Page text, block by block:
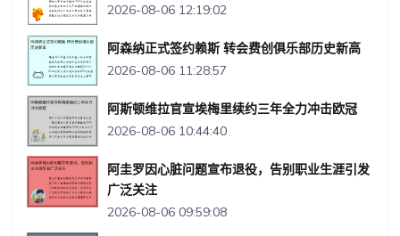
2026-08-06 12:19:02
阿森纳正式签约赖斯 转会费创俱乐部历史新高
2026-08-06 11:28:57
阿斯顿维拉官宣埃梅里续约三年全力冲击欧冠
2026-08-06 10:44:40
阿圭罗因心脏问题宣布退役，告别职业生涯引发
广泛关注
2026-08-06 09:59:08